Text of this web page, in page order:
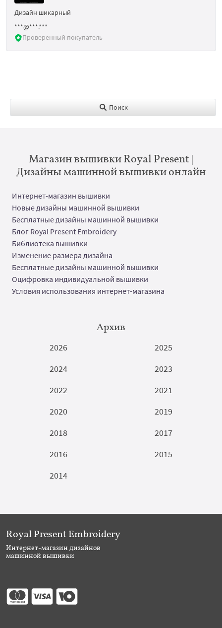
Дизайн шикарный
***@***.***
Проверенный покупатель
Поиск
Магазин вышивки Royal Present |
Дизайны машинной вышивки онлайн
Интернет-магазин вышивки
Новые дизайны машинной вышивки
Бесплатные дизайны машинной вышивки
Блог Royal Present Embroidery
Библиотека вышивки
Изменение размера дизайна
Бесплатные дизайны машинной вышивки
Оцифровка индивидуальной вышивки
Условия использования интернет-магазина
Архив
2026
2025
2024
2023
2022
2021
2020
2019
2018
2017
2016
2015
2014
Royal Present Embroidery
Интернет-магазин дизайнов
машинной вышивки